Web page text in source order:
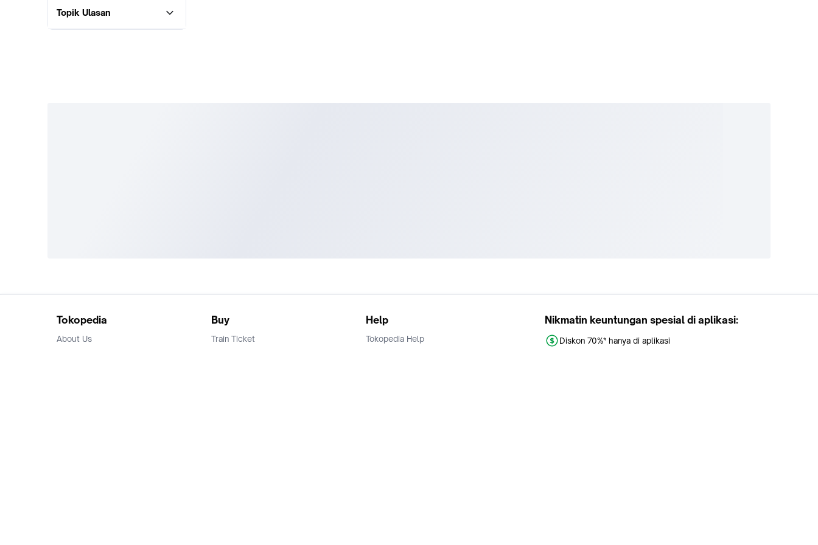
Topik Ulasan
Tokopedia
About Us
Buy
Train Ticket
Help
Tokopedia Help
Nikmatin keuntungan spesial di aplikasi:
Diskon 70%* hanya di aplikasi